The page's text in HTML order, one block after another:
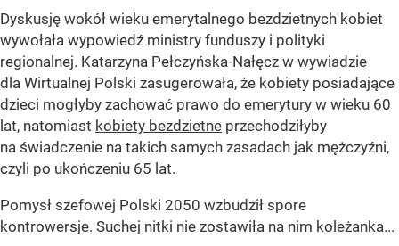
Dyskusję wokół wieku emerytalnego bezdzietnych kobiet
wywołała wypowiedź ministry funduszy i polityki
regionalnej. Katarzyna Pełczyńska-Nałęcz w wywiadzie
dla Wirtualnej Polski zasugerowała, że kobiety posiadające
dzieci mogłyby zachować prawo do emerytury w wieku 60
lat, natomiast kobiety bezdzietne przechodziłyby
na świadczenie na takich samych zasadach jak mężczyźni,
czyli po ukończeniu 65 lat.
Pomysł szefowej Polski 2050 wzbudził spore
kontrowersje. Suchej nitki nie zostawiła na nim koleżanka...